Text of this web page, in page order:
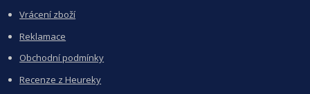
Vrácení zboží
Reklamace
Obchodní podmínky
Recenze z Heureky